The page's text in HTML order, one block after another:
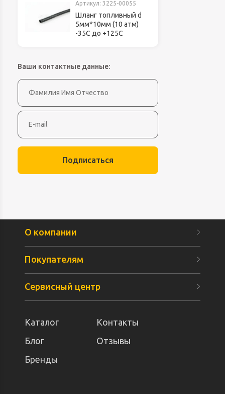
Артикул: 3225-00055
Шланг топливный d
5мм*10мм (10 атм)
-35С до +125С
Ваши контактные данные:
Подписаться
О компании
Покупателям
Сервисный центр
Каталог
Контакты
Блог
Отзывы
Бренды